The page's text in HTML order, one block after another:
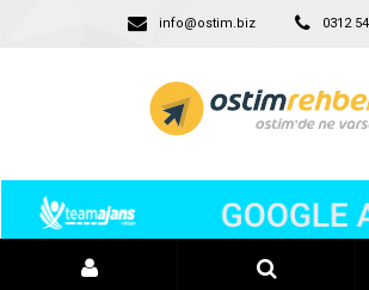
info@ostim.biz 0312